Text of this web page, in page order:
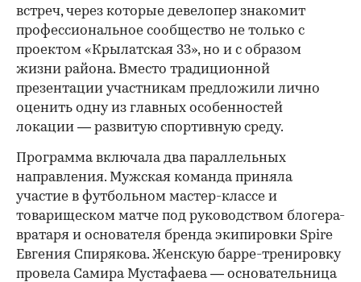
встреч, через которые девелопер знакомит
профессиональное сообщество не только с
проектом «Крылатская 33», но и с образом
жизни района. Вместо традиционной
презентации участникам предложили лично
оценить одну из главных особенностей
локации — развитую спортивную среду.
Программа включала два параллельных
направления. Мужская команда приняла
участие в футбольном мастер-классе и
товарищеском матче под руководством блогера-
вратаря и основателя бренда экипировки Spire
Евгения Спирякова. Женскую барре-тренировку
провела Самира Мустафаева — основательница